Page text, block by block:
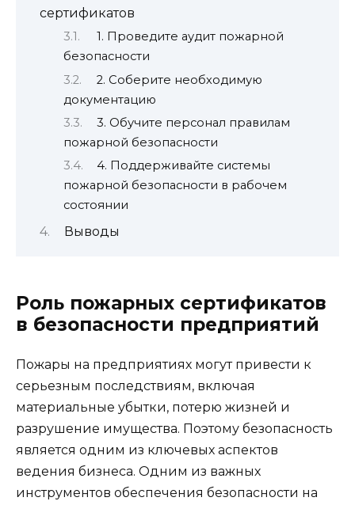
сертификатов
1. Проведите аудит пожарной
безопасности
2. Соберите необходимую
документацию
3. Обучите персонал правилам
пожарной безопасности
4. Поддерживайте системы
пожарной безопасности в рабочем
состоянии
Выводы
Роль пожарных сертификатов
в безопасности предприятий
Пожары на предприятиях могут привести к
серьезным последствиям, включая
материальные убытки, потерю жизней и
разрушение имущества. Поэтому безопасность
является одним из ключевых аспектов
ведения бизнеса. Одним из важных
инструментов обеспечения безопасности на